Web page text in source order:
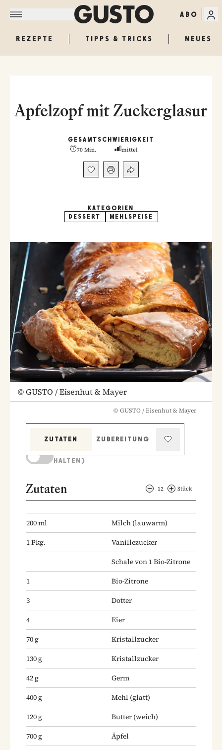
ABO
REZEPTE TIPPS & TRICKS NEUES
Apfelzopf mit Zuckerglasur
GESAMT
70 Min.
SCHWIERIGKEIT
mittel
KATEGORIEN
DESSERT
MEHLSPEISE
©GUSTO / Eisenhut & Mayer
© GUSTO / Eisenhut & Mayer
ZUTATEN
ZUBEREITUNG
HALTEN)
Zutaten 12 Stück
200ml Milch (lauwarm)
1Pkg.
Vanillezucker
Schale von 1 Bio-Zitrone
1
Bio-Zitrone
3
Dotter
4
Eier
70g
Kristallzucker
130g
Kristallzucker
42g
Germ
400g Mehl (glatt)
120g Butter (weich)
700g
Äpfel